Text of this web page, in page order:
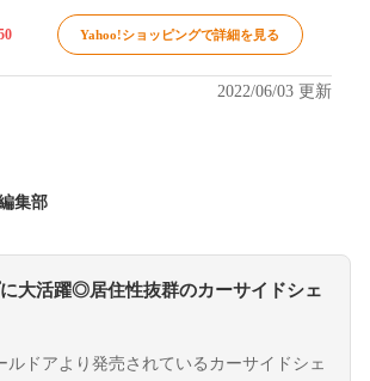
Yahoo!ショッピングで詳細を見る
2022/06/03 更新
集部
大活躍◎居住性抜群のカーサイドシェ
ルドアより発売されているカーサイドシェ